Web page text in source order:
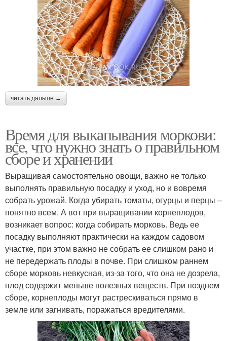
читать дальше →
Время для выкапывания моркови:
все, что нужно знать о правильном
сборе и хранении
Выращивая самостоятельно овощи, важно не только
выполнять правильную посадку и уход, но и вовремя
собрать урожай. Когда убирать томаты, огурцы и перцы –
понятно всем. А вот при выращивании корнеплодов,
возникает вопрос: когда собирать морковь. Ведь ее
посадку выполняют практически на каждом садовом
участке, при этом важно не собрать ее слишком рано и
не передержать плоды в почве. При слишком раннем
сборе морковь невкусная, из-за того, что она не дозрела,
плод содержит меньше полезных веществ. При позднем
сборе, корнеплоды могут растрескиваться прямо в
земле или загнивать, поражаться вредителями.